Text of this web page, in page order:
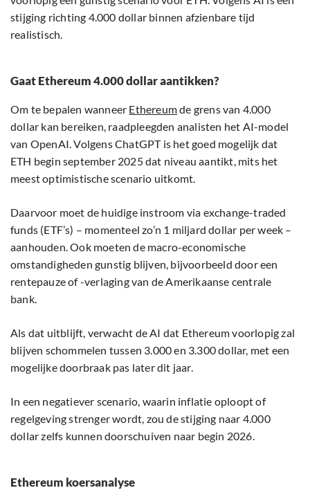
stijging richting 4.000 dollar binnen afzienbare tijd
realistisch.
Gaat Ethereum 4.000 dollar aantikken?
Om te bepalen wanneer Ethereumde grens van 4.000
dollar kan bereiken, raadpleegden analisten het AI-model
van OpenAI. Volgens ChatGPT is het goed mogelijk dat
ETH begin september 2025 dat niveau aantikt, mits het
meest optimistische scenario uitkomt.
Daarvoor moet de huidige instroom via exchange-traded
funds (ETF’s) – momenteel zo’n 1 miljard dollar per week –
aanhouden. Ook moeten de macro-economische
omstandigheden gunstig blijven, bijvoorbeeld door een
rentepauze of -verlaging van de Amerikaanse centrale
bank.
Als dat uitblijft, verwacht de AI dat Ethereum voorlopig zal
blijven schommelen tussen 3.000 en 3.300 dollar, met een
mogelijke doorbraak pas later dit jaar.
In een negatiever scenario, waarin inflatie oploopt of
regelgeving strenger wordt, zou de stijging naar 4.000
dollar zelfs kunnen doorschuiven naar begin 2026.
Ethereum koersanalyse